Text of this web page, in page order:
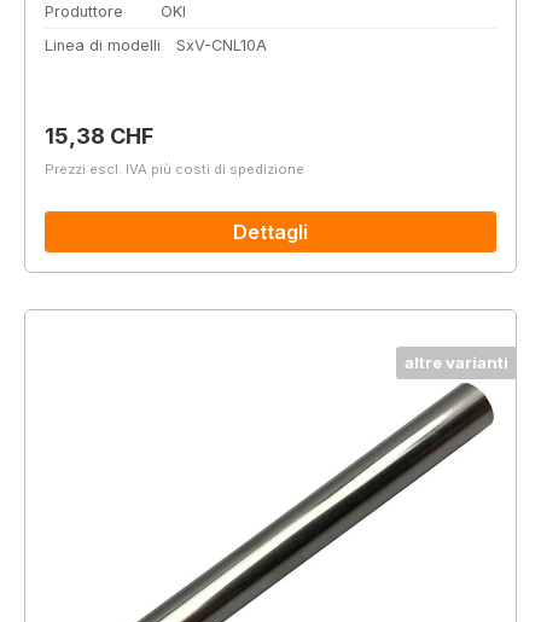
Produttore
OKI
Linea di modelli
SxV-CNL10A
Prezzo normale:
15,38 CHF
Prezzi escl. IVA più costi di spedizione
Dettagli
altre varianti